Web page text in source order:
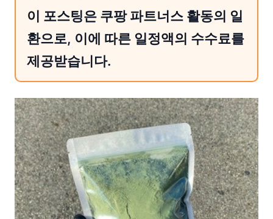
이 포스팅은 쿠팡 파트너스 활동의 일
환으로, 이에 따른 일정액의 수수료를
제공받습니다.